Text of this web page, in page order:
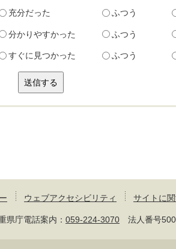
充分だった ふつう
分かりやすかった ふつう
すぐに見つかった ふつう
ウェブアクセシビリティ サイトに
庁電話案内： 059-224-3070 法人番号